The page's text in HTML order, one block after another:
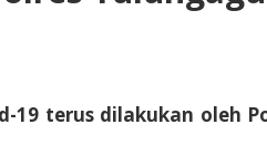
19 terus dilakukan